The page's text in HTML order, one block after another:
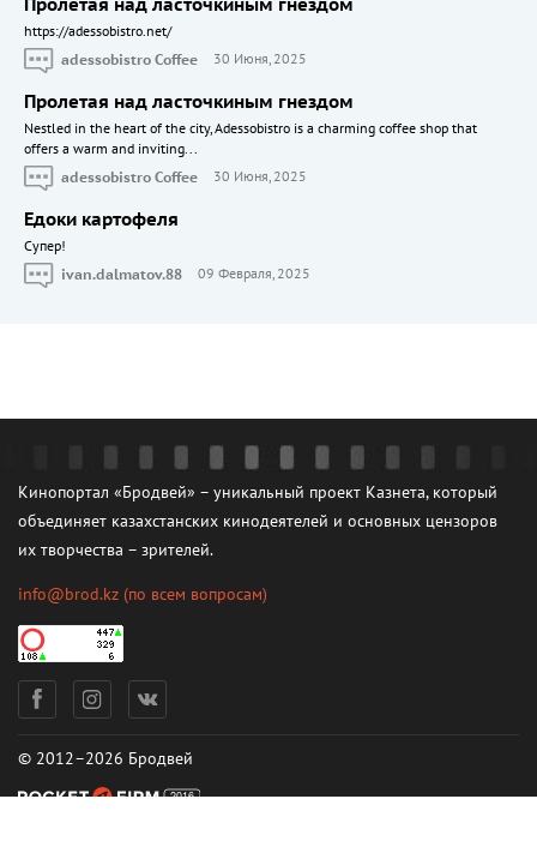
https://adessobistro.net/
adessobistro Coffee
30 Июня, 2025
Пролетая над ласточкиным гнездом
Nestled in the heart of the city, Adessobistro is a charming coffee shop that
offers a warm and inviting...
adessobistro Coffee
30 Июня, 2025
Едоки картофеля
Cупер!
ivan.dalmatov.88
09 Февраля, 2025
Кинопортал «Бродвей» – уникальный проект Казнета, который
объединяет казахстанских кинодеятелей и основных цензоров
их творчества – зрителей.
info@brod.kz (по всем вопросам)
© 2012–2026 Бродвей